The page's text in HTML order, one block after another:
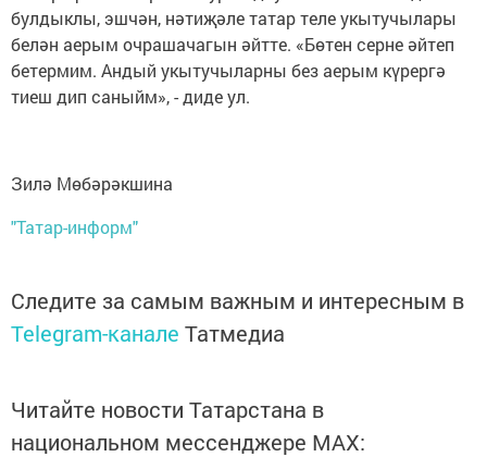
булдыклы, эшчән, нәтиҗәле татар теле укытучылары
белән аерым очрашачагын әйтте. «Бөтен серне әйтеп
бетермим. Андый укытучыларны без аерым күрергә
тиеш дип саныйм», - диде ул.
Зилә Мөбәрәкшина
"Татар-информ"
Следите за самым важным и интересным в
Telegram-канале Татмедиа
Читайте новости Татарстана в
национальном мессенджере MАХ: